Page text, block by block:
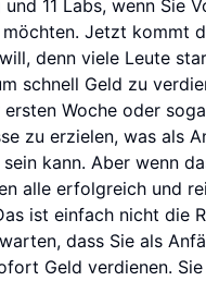
11 Labs, wenn Sie
Jetzt kommt
denn viele Leute
schnell Geld zu
Woche oder
zu erzielen, was als
kann. Aber wenn
alle erfolgreich und
ist einfach nicht die
dass Sie als
Geld verdienen.